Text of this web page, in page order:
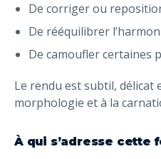
De corriger ou
De rééquilibrer
De camoufler certaines
Le rendu est subtil, délicat
morphologie et à la
À qui s’adresse cette